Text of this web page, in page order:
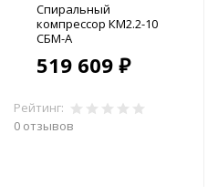
Спиральный
компрессор КМ2.2-10
СБМ-А
519 609 ₽
Рейтинг:
0 отзывов